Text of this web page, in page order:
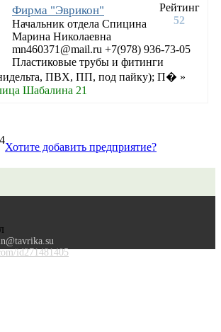
Рейтинг
52
Фирма "Эврикон"
Начальник отдела Спицина
Марина Николаевна
mn460371@mail.ru +7(978) 936-73-05
Пластиковые трубы и фитинги
ПВХ, ПП, под пайку); П� »
Шабалина 21
Хотите добавить предприятие?
id271481405